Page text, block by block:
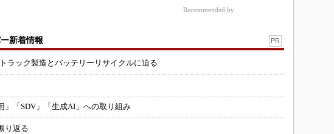
Recommended by
新着情報 PR
ラック製造とバッテリーリサイクルに迫る
」「SDV」「生成AI」への取り組み
り返る